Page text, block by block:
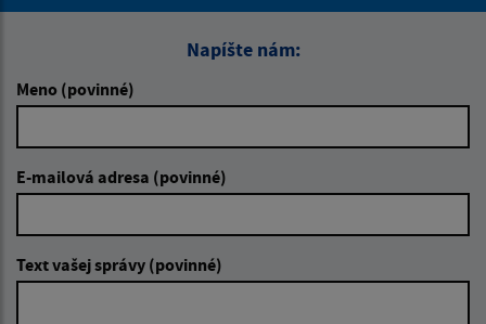
Napíšte nám:
Meno (povinné)
E-mailová adresa (povinné)
Text vašej správy (povinné)